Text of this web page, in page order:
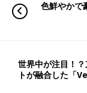
色鮮やかで
世界中が注目！
トが融合した「